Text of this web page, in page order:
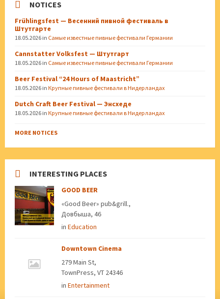
NOTICES
Frühlingsfest — Весенний пивной фестиваль в
Штутгарте
18.05.2026 in Самые известные пивные фестивали Германии
Cannstatter Volksfest — Штутгарт
18.05.2026 in Самые известные пивные фестивали Германии
Beer Festival “24 Hours of Maastricht”
18.05.2026 in Крупные пивные фестивали в Нидерландах
Dutch Craft Beer Festival — Энсхеде
18.05.2026 in Крупные пивные фестивали в Нидерландах
MORE NOTICES
INTERESTING PLACES
GOOD BEER
«Good Beer» pub&grill.,
Довбыша, 46
in Education
Downtown Cinema
279 Main St,
TownPress, VT 24346
in Entertainment